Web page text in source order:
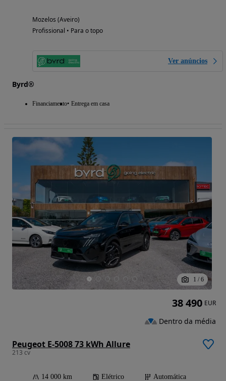
Mozelos (Aveiro)
Profissional • Para o topo
Ver anúncios
Byrd®
Financiamento Entrega em casa
1 / 6
Peugeot E-5008 73 kWh Allure
213 cv
14 000 km Elétrico
Automática
38 490 EUR
Dentro da média